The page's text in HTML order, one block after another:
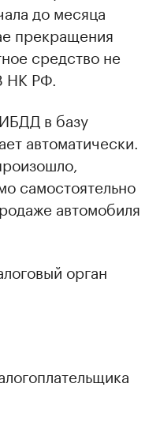
до месяца
прекращения
средство не
НК РФ.
в базу
автоматически.
самостоятельно
автомобиля
орган